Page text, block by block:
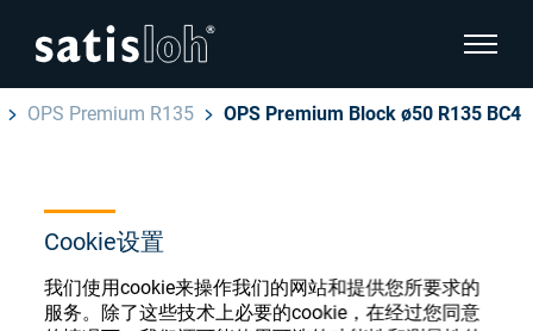
Cookie设置
我们使用cookie来操作我们的网站和提供您所要求的
服务。除了这些技术上必要的cookie，在经过您同意
显示页
汉语
眼镜光学
English
OPS Premium R135 OPS Premium Block ø50 R135 BC4
眼镜光学耗材商店